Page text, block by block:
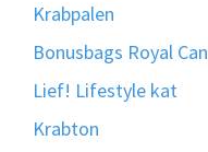
Krabpalen
Bonusbags Royal
Lief! Lifestyle kat
Krabton